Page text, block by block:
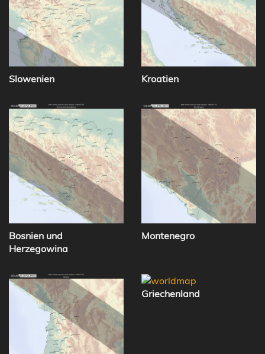
Slowenien Kroatien
Bosnien und
Herzegowina
Montenegro
Griechenland